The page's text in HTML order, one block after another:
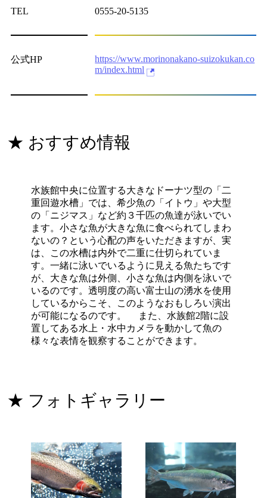
TEL 0555-20-5135
公式HP
https://www.morinonakano-suizokukan.co
m/index.html
★ おすすめ情報
水族館中央に位置する大きなドーナツ型の「二
重回遊水槽」では、希少魚の「イトウ」や大型
の「ニジマス」など約３千匹の魚達が泳いでい
ます。小さな魚が大きな魚に食べられてしまわ
ないの？という心配の声をいただきますが、実
は、この水槽は内外で二重に仕切られていま
す。一緒に泳いでいるように見える魚たちです
が、大きな魚は外側、小さな魚は内側を泳いで
いるのです。透明度の高い富士山の湧水を使用
しているからこそ、このようなおもしろい演出
が可能になるのです。 また、水族館2階に設
置してある水上・水中カメラを動かして魚の
様々な表情を観察することができます。
★ フォトギャラリー